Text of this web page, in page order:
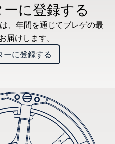
に登録する
、年間を通じてブレゲの最
届けします。
ーに登録する